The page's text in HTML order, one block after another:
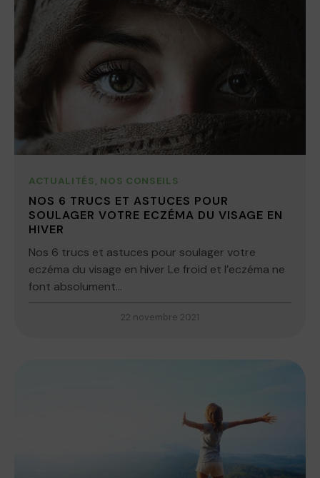
ACTUALITÉS, NOS CONSEILS
NOS 6 TRUCS ET ASTUCES POUR
SOULAGER VOTRE ECZÉMA DU VISAGE EN
HIVER
Nos 6 trucs et astuces pour soulager votre
eczéma du visage en hiver Le froid et l’eczéma ne
font absolument...
22 novembre 2021